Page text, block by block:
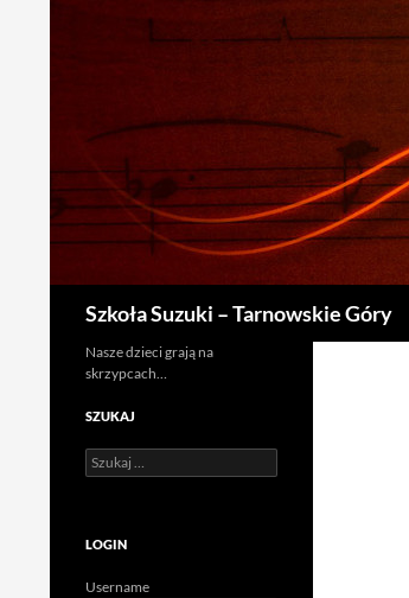
Szkoła Suzuki – Tarnowskie Góry
Nasze dzieci grają na
skrzypcach…
SZUKAJ
Szukaj:
LOGIN
Username